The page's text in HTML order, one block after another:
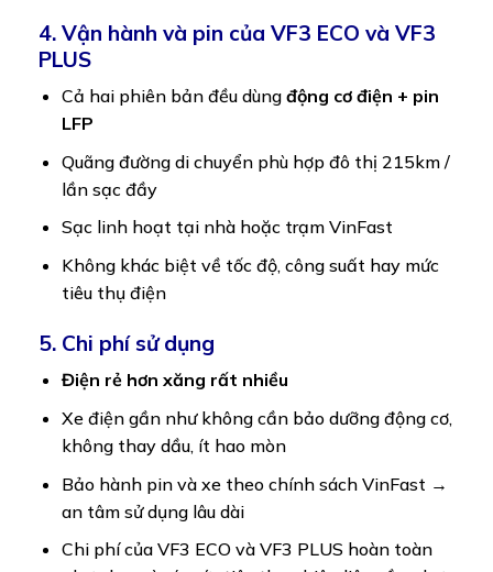
4. Vận hành và pin của VF3 ECO và VF3
PLUS
Cả hai phiên bản đều dùng động cơ điện + pin
LFP
Quãng đường di chuyển phù hợp đô thị 215km /
lần sạc đầy
Sạc linh hoạt tại nhà hoặc trạm VinFast
Không khác biệt về tốc độ, công suất hay mức
tiêu thụ điện
5. Chi phí sử dụng
Điện rẻ hơn xăng rất nhiều
Xe điện gần như không cần bảo dưỡng động cơ,
không thay dầu, ít hao mòn
Bảo hành pin và xe theo chính sách VinFast →
an tâm sử dụng lâu dài
Chi phí của VF3 ECO và VF3 PLUS hoàn toàn